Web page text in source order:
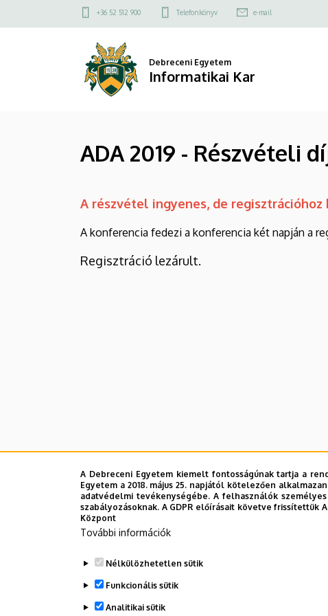
Részvételi
a
Felső
menü
+36 52 512 900 Telefonkönyv e-mail
Debreceni Egyetem
Informatikai Kar
ADA 2019 - Részvételi
A részvétel ingyenes, de
A konferencia fedezi a konferencia két napján a
Regisztráció lezárult.
Legutóbbi frissítés: 2023. 02. 23. 11:49
A Debreceni Egyetem kiemelt fontosságúnak tartja a
Egyetem a 2018. május 25. napjától kötelezően
adatvédelmi tevékenységébe. A felhasználók
szabályozásoknak. A GDPR előírásait követve
Központ
További információk
Nélkülözhetetlen sütik
Funkcionális sütik
Analitikai sütik